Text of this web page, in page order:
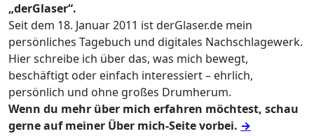
„derGlaser“.
Seit dem 18. Januar 2011 ist derGlaser.de mein
persönliches Tagebuch und digitales Nachschlagewerk.
Hier schreibe ich über das, was mich bewegt,
beschäftigt oder einfach interessiert – ehrlich,
persönlich und ohne großes Drumherum.
Wenn du mehr über mich erfahren möchtest, schau
gerne auf meiner Über mich-Seite vorbei. →